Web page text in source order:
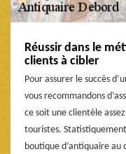
Réussir dans le
clients à cibler
Pour assurer le succès
vous recommandons
ce soit une clientèle
touristes.
boutique d’antiquaire au